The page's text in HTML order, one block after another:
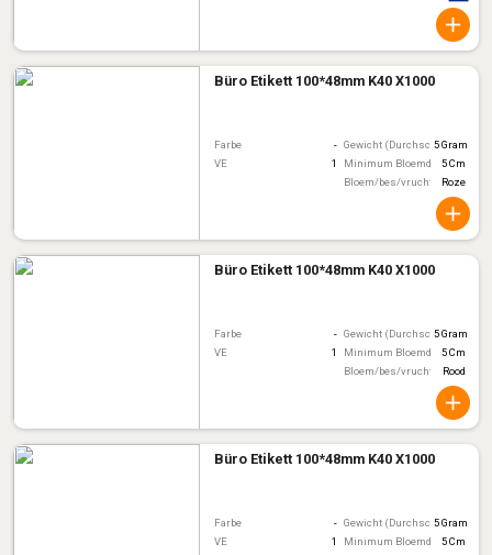
Büro Etikett 100*48mm K40 X1000
Farbe - Gewicht (Durchschnitt)
5 Gram
VE
1 Minimum Bloemdiameter
5 Cm
Bloem/bes/vruchtkleur
Roze
Büro Etikett 100*48mm K40 X1000
Farbe - Gewicht (Durchschnitt)
5 Gram
VE
1 Minimum Bloemdiameter
5 Cm
Bloem/bes/vruchtkleur
Rood
Büro Etikett 100*48mm K40 X1000
Farbe - Gewicht (Durchschnitt)
5 Gram
VE
1 Minimum Bloemdiameter
5 Cm